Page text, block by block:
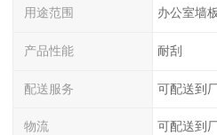
用途范围 办公室墙板
产品性能 耐刮
配送服务 可配送到
物流 可配送到